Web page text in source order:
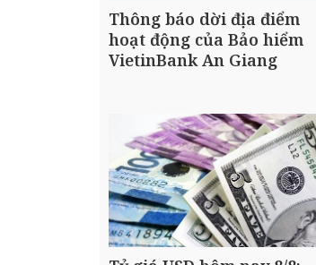
Thông báo dời địa điểm
hoạt động của Bảo hiểm
VietinBank An Giang